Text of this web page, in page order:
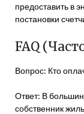
предоставить в
постановки
FAQ
Вопрос: Кто
Ответ: В
собственник